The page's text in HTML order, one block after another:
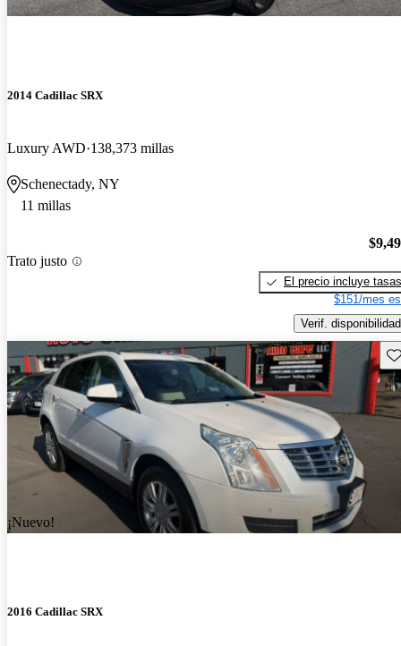
2014 Cadillac SRX
Luxury AWD 138,373 millas
Schenectady, NY
11 millas
Trato justo
El precio incluye tasas
$151/mes
Verif. disponibilidad
¡Nuevo!
2016 Cadillac SRX